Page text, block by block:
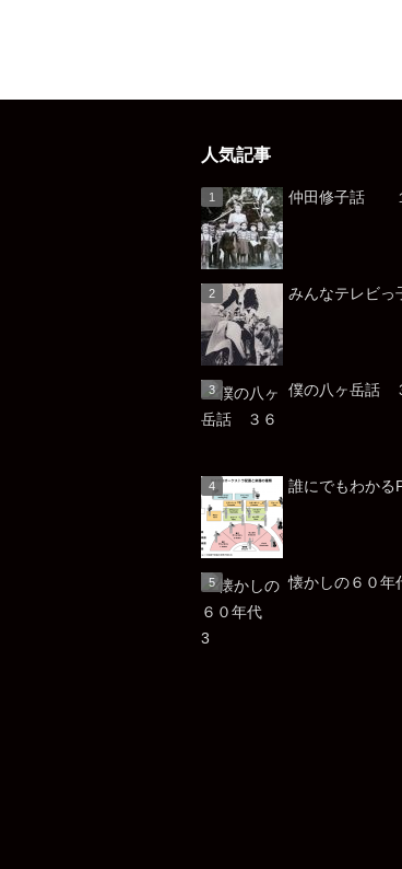
人気記事
仲田修子話
みんなテレ
僕の八ヶ岳話
誰にでもわかる
懐かしの６０